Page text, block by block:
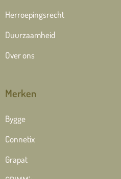
Herroepingsrecht
Duurzaamheid
Over ons
Merken
Bygge
Connetix
Grapat